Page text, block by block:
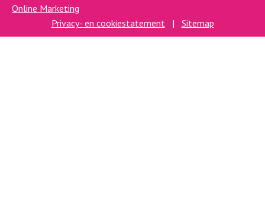
Online Marketing
Privacy- en cookiestatement | Sitemap